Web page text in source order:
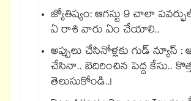
జ్యోతిష్యం: ఆగస్టు 9 చాలా
ఏ రాశి వారు ఏం చేయాలి..
అప్పులు చేసినోళ్లకు గుడ్ న్యూస్ :
చేసినా.. బెదిరించిన పెద్ద కేసు..
తెలుసుకోండి..!